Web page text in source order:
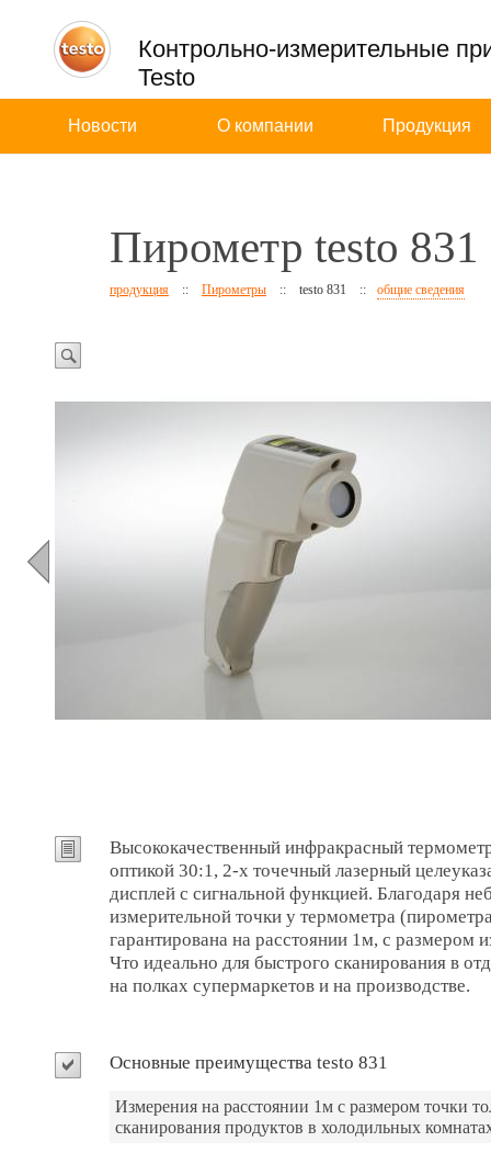
Контрольно-измерительные
Testo
Новости О компании Продукция
Пирометр testo 831
продукция :: Пирометры :: testo 831 :: общие сведения
Высококачественный инфракрасный
оптикой 30:1, 2-х точечный лазерный
дисплей с сигнальной функцией. Благодаря
измерительной точки у термометра
гарантирована на расстоянии 1м, с размером
Что идеально для быстрого сканирования в
на полках супермаркетов и на производстве.
Основные преимущества testo 831
Измерения на расстоянии 1м с размером точки
сканирования продуктов в холодильных